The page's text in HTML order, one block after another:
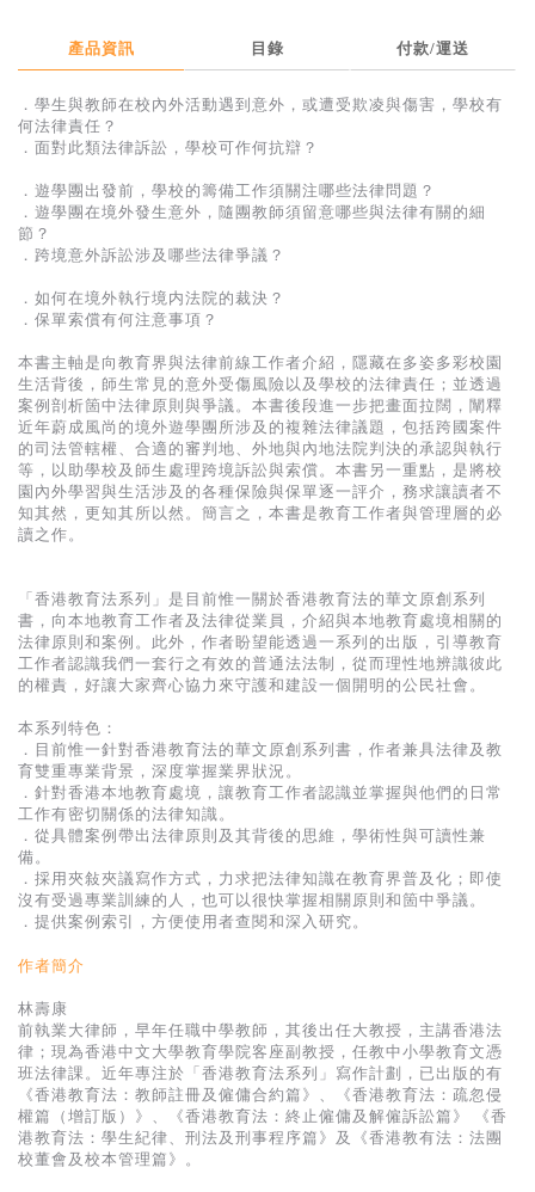
中文二手書
英文二手書
精選英文書
電子書
產品資訊 目錄 付款/運送
．學生與教師在校內外活動遇到意外，或遭受欺凌與傷害，學校有
何法律責任？
．面對此類法律訴訟，學校可作何抗辯？
．遊學團出發前，學校的籌備工作須關注哪些法律問題？
．遊學團在境外發生意外，隨團教師須留意哪些與法律有關的細
節？
．跨境意外訴訟涉及哪些法律爭議？
．如何在境外執行境内法院的裁決？
．保單索償有何注意事項？
本書主軸是向教育界與法律前線工作者介紹，隱藏在多姿多彩校園
生活背後，師生常見的意外受傷風險以及學校的法律責任；並透過
案例剖析箇中法律原則與爭議。本書後段進一步把畫面拉闊，闡釋
近年蔚成風尚的境外遊學團所涉及的複雜法律議題，包括跨國案件
的司法管轄權、合適的審判地、外地與內地法院判決的承認與執行
等，以助學校及師生處理跨境訴訟與索償。本書另一重點，是將校
園內外學習與生活涉及的各種保險與保單逐一評介，務求讓讀者不
知其然，更知其所以然。簡言之，本書是教育工作者與管理層的必
讀之作。
「香港教育法系列」是目前惟一關於香港教育法的華文原創系列
書，向本地教育工作者及法律從業員，介紹與本地教育處境相關的
法律原則和案例。此外，作者盼望能透過一系列的出版，引導教育
工作者認識我們一套行之有效的普通法法制，從而理性地辨識彼此
的權責，好讓大家齊心協力來守護和建設一個開明的公民社會。
本系列特色：
．目前惟一針對香港教育法的華文原創系列書，作者兼具法律及教
育雙重專業背景，深度掌握業界狀況。
．針對香港本地教育處境，讓教育工作者認識並掌握與他們的日常
工作有密切關係的法律知識。
．從具體案例帶出法律原則及其背後的思維，學術性與可讀性兼
備。
．採用夾敍夾議寫作方式，力求把法律知識在教育界普及化；即使
沒有受過專業訓練的人，也可以很快掌握相關原則和箇中爭議。
．提供案例索引，方便使用者查閱和深入研究。
作者簡介
林壽康
前執業大律師，早年任職中學教師，其後出任大教授，主講香港法
律；現為香港中文大學教育學院客座副教授，任教中小學教育文憑
班法律課。近年專注於「香港教育法系列」寫作計劃，已出版的有
《香港教育法：教師註冊及僱傭合約篇》、《香港教育法：疏忽侵
權篇（增訂版）》、《香港教育法：終止僱傭及解僱訴訟篇》 《香
港教育法：學生紀律、刑法及刑事程序篇》及《香港教有法：法團
校董會及校本管理篇》。